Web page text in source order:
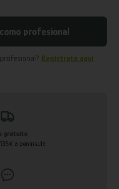
profesional
Regístrate aquí
gratuito
a península